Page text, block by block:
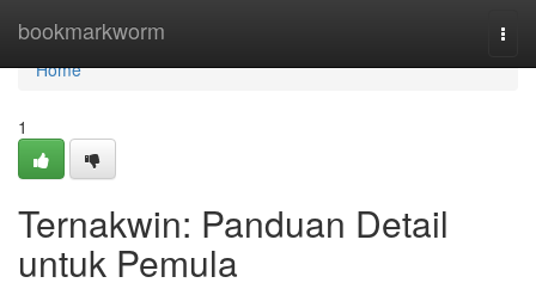
bookmarkworm
Home
Home
1
Ternakwin: Panduan Detail
untuk Pemula